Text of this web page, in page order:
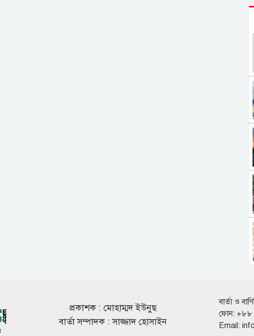
প্রকাশক : মোহাম্মদ ইউনুছ
বার্তা সম্পাদক : সাজ্জাদ হোসাইন
বার্তা ও
ফোন:
Email: